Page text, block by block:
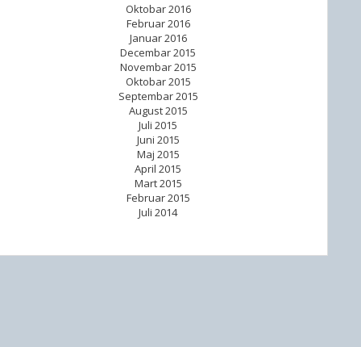
Oktobar 2016
Februar 2016
Januar 2016
Decembar 2015
Novembar 2015
Oktobar 2015
Septembar 2015
August 2015
Juli 2015
Juni 2015
Maj 2015
April 2015
Mart 2015
Februar 2015
Juli 2014